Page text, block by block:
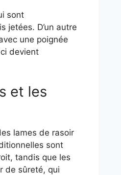
sont
jetées. D’un autre
une poignée
devient
et les
lames de rasoir
sont
tandis que les
de sûreté, qui